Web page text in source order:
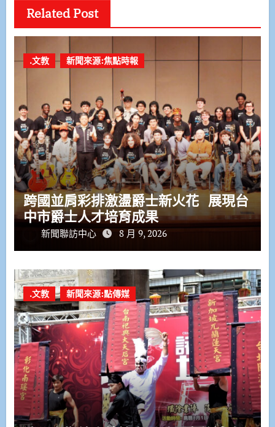
Related Post
.文教 新聞來源:焦點時報
跨國並肩彩排激盪爵士新火花 展現台
中市爵士人才培育成果
新聞聯訪中心 8 月 9, 2026
.文教 新聞來源:點傳媒